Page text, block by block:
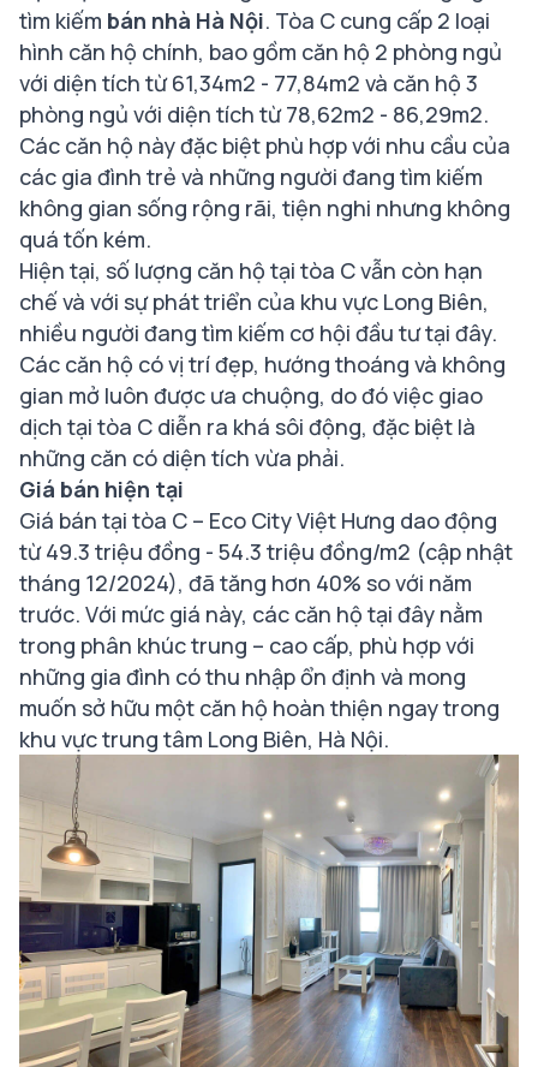
tìm kiếm bán nhà Hà Nội. Tòa C cung cấp 2 loại
hình căn hộ chính, bao gồm căn hộ 2 phòng ngủ
với diện tích từ 61,34m2 - 77,84m2 và căn hộ 3
phòng ngủ với diện tích từ 78,62m2 - 86,29m2.
Các căn hộ này đặc biệt phù hợp với nhu cầu của
các gia đình trẻ và những người đang tìm kiếm
không gian sống rộng rãi, tiện nghi nhưng không
quá tốn kém.
Hiện tại, số lượng căn hộ tại tòa C vẫn còn hạn
chế và với sự phát triển của khu vực Long Biên,
nhiều người đang tìm kiếm cơ hội đầu tư tại đây.
Các căn hộ có vị trí đẹp, hướng thoáng và không
gian mở luôn được ưa chuộng, do đó việc giao
dịch tại tòa C diễn ra khá sôi động, đặc biệt là
những căn có diện tích vừa phải.
Giá bán hiện tại
Giá bán tại tòa C – Eco City Việt Hưng dao động
từ 49.3 triệu đồng - 54.3 triệu đồng/m2 (cập nhật
tháng 12/2024), đã tăng hơn 40% so với năm
trước. Với mức giá này, các căn hộ tại đây nằm
trong phân khúc trung – cao cấp, phù hợp với
những gia đình có thu nhập ổn định và mong
muốn sở hữu một căn hộ hoàn thiện ngay trong
khu vực trung tâm Long Biên, Hà Nội.